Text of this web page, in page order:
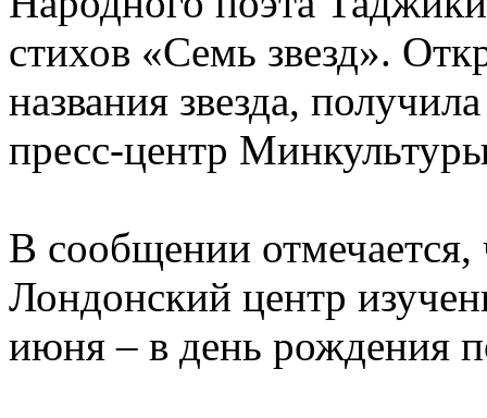
стихов «Семь звезд».
названия звезда,
пресс-центр
В сообщении
Лондонский центр
июня – в день рождения